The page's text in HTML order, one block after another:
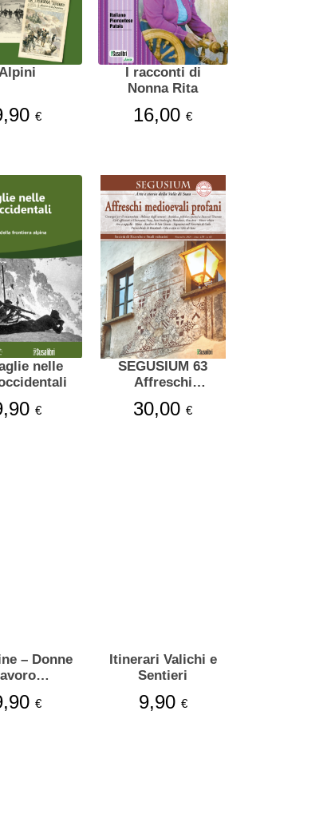
€
I racconti di
Nonna Rita
16,00€
nelle
€
SEGUSIUM 63
Affreschi
profani
30,00€
– Donne
€
Itinerari Valichi e
Sentieri
9,90 €